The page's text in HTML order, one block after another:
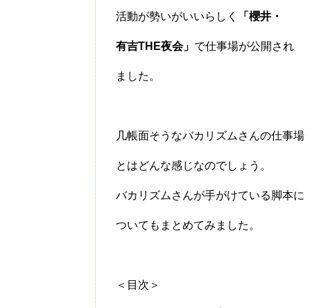
活動が勢いがいいらしく 「櫻井・
有吉THE夜会」 で仕事場が公開され
ました。
几帳面そうなバカリズムさんの仕事場
とはどんな感じなのでしょう。
バカリズムさんが手がけている脚本に
ついてもまとめてみました。
＜目次＞